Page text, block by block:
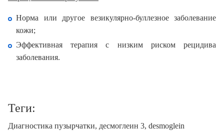
Норма или другое везикулярно-буллезное заболевание
кожи;
Эффективная терапия с низким риском рецидива
заболевания.
Теги:
Диагностика пузырчатки, десмоглеин 3, desmoglein